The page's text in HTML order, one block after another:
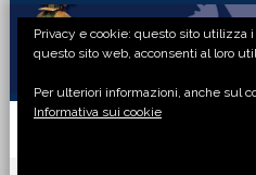
Passa
primaria
Passa
principale
Passa
laterale
Passa
di
Privacy e cookie: questo sito utilizza
questo sito web, acconsenti al loro
Per ulteriori informazioni, anche sul
Informativa sui cookie